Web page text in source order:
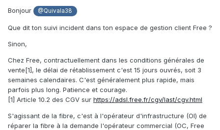
Bonjour @Quivala38
Que dit ton suivi incident dans ton espace de gestion client Free ?
Sinon,
Chez Free, contractuellement dans les conditions générales de
vente[1], le délai de rétablissement c'est 15 jours ouvrés, soit 3
semaines calendaires. C'est généralement plus rapide, mais
parfois plus long. Patience et courage.
[1] Article 10.2 des CGV sur https://adsl.free.fr/cgv/last/cgv.html
S'agissant de la fibre, c'est à l'opérateur d'infrastructure (OI) de
réparer la fibre à la demande l'opérateur commercial (OC, Free